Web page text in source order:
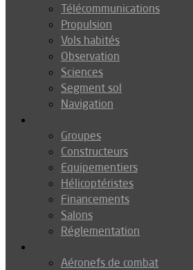
Télécommunications
Propulsion
Vols habités
Observation
Sciences
Segment sol
Navigation
Groupes
Constructeurs
Equipementiers
Hélicoptéristes
Financements
Salons
Réglementation
Aéronefs de combat